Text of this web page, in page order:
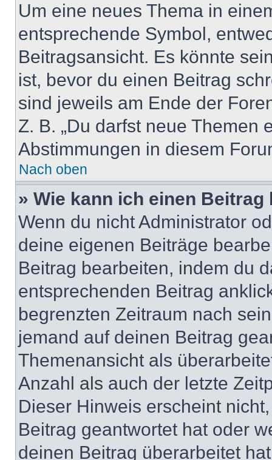
Um eine neues Thema in
entsprechende Symbol,
Beitragsansicht. Es könnte
ist, bevor du einen Beitrag
sind jeweils am Ende der
Z. B. „Du darfst neue Themen
Abstimmungen in diesem
Nach oben
» Wie kann ich einen
Wenn du nicht Administrator
deine eigenen Beiträge
Beitrag bearbeiten, indem du
entsprechenden Beitrag
begrenzten Zeitraum nach
jemand auf deinen Beitrag
Themenansicht als
Anzahl als auch der letzte
Dieser Hinweis erscheint
Beitrag geantwortet hat oder
deinen Beitrag überarbeitet